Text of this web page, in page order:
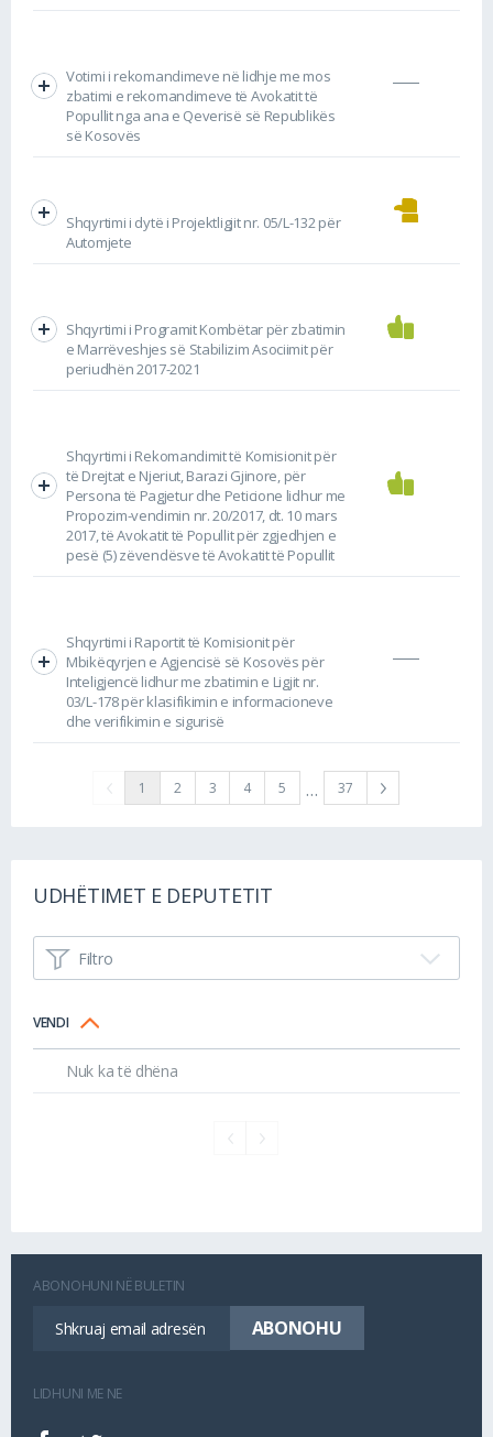
Votimi i rekomandimeve në lidhje me mos
zbatimi e rekomandimeve të Avokatit të
Popullit nga ana e Qeverisë së Republikës
së Kosovës
Shqyrtimi i dytë i Projektligjit nr. 05/L-132 për
Automjete
Shqyrtimi i Programit Kombëtar për zbatimin
e Marrëveshjes së Stabilizim Asociimit për
periudhën 2017-2021
Shqyrtimi i Rekomandimit të Komisionit për
të Drejtat e Njeriut, Barazi Gjinore, për
Persona të Pagjetur dhe Peticione lidhur me
Propozim-vendimin nr. 20/2017, dt. 10 mars
2017, të Avokatit të Popullit për zgjedhjen e
pesë (5) zëvendësve të Avokatit të Popullit
Shqyrtimi i Raportit të Komisionit për
Mbikëqyrjen e Agjencisë së Kosovës për
Inteligjencë lidhur me zbatimin e Ligjit nr.
03/L-178 për klasifikimin e informacioneve
dhe verifikimin e sigurisë
1 2 3 4 5 … 37
UDHËTIMET E DEPUTETIT
Filtro
VENDI
Nuk ka të dhëna
ABONOHUNI NË BULETIN
LIDHUNI ME NE